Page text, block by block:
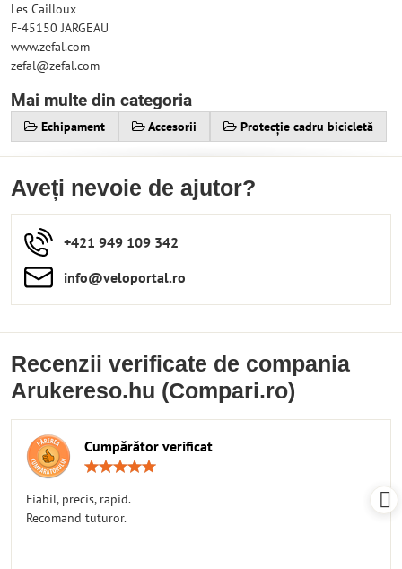
Les Cailloux
F-45150 JARGEAU
www.zefal.com
zefal@zefal.com
Mai multe din categoria
Echipament Accesorii Protecție cadru bicicletă
Aveți nevoie de ajutor?
+421 949 109 342
info​​@veloportal​.ro
Recenzii verificate de compania
Arukereso.hu (Compari.ro)
Cumpărător verificat
Fiabil, precis, rapid.
Recomand tuturor.